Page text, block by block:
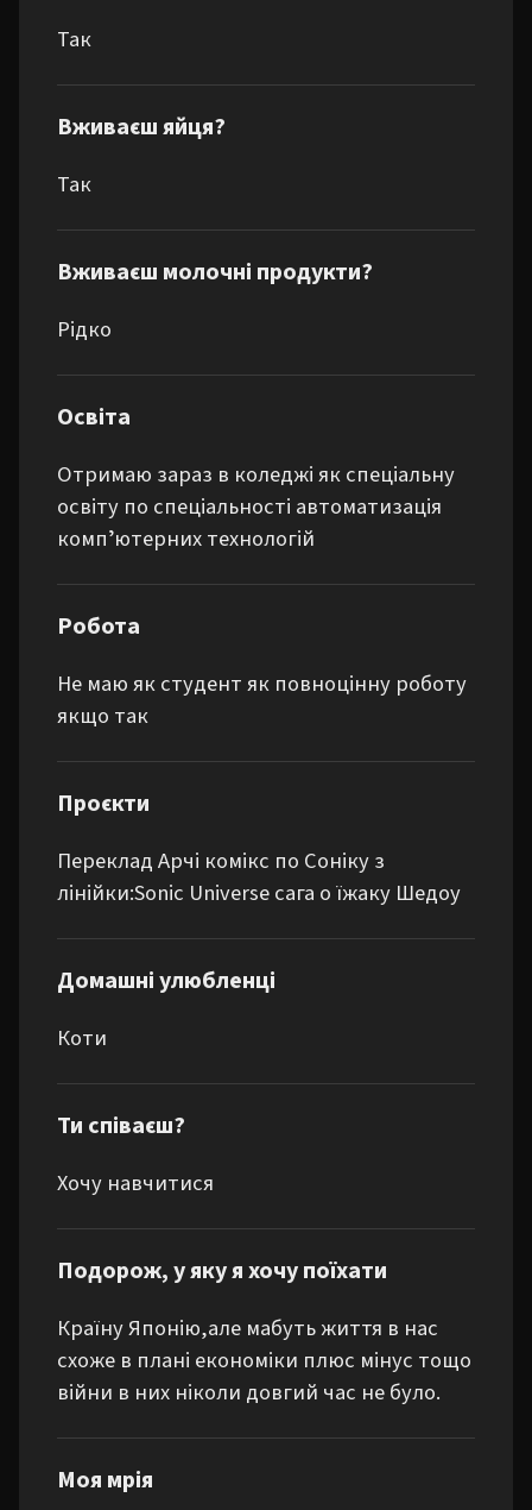
Так
Вживаєш яйця?
Так
Вживаєш молочні продукти?
Рідко
Освіта
Отримаю зараз в коледжі як спеціальну
освіту по спеціальності автоматизація
компʼютерних технологій
Робота
Не маю як студент як повноцінну роботу
якщо так
Проєкти
Переклад Арчі комікс по Соніку з
лінійки:Sonic Universe сага о їжаку Шедоу
Домашні улюбленці
Коти
Ти співаєш?
Хочу навчитися
Подорож, у яку я хочу поїхати
Країну Японію,але мабуть життя в нас
схоже в плані економіки плюс мінус тощо
війни в них ніколи довгий час не було.
Моя мрія